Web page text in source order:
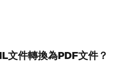
文件轉換為PDF文件？